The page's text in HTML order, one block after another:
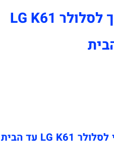
תיקון החלפת מסך לסלולר LG K61
החלפת/התקנת מסך מקורי לסלולר LG K61 עד הבית